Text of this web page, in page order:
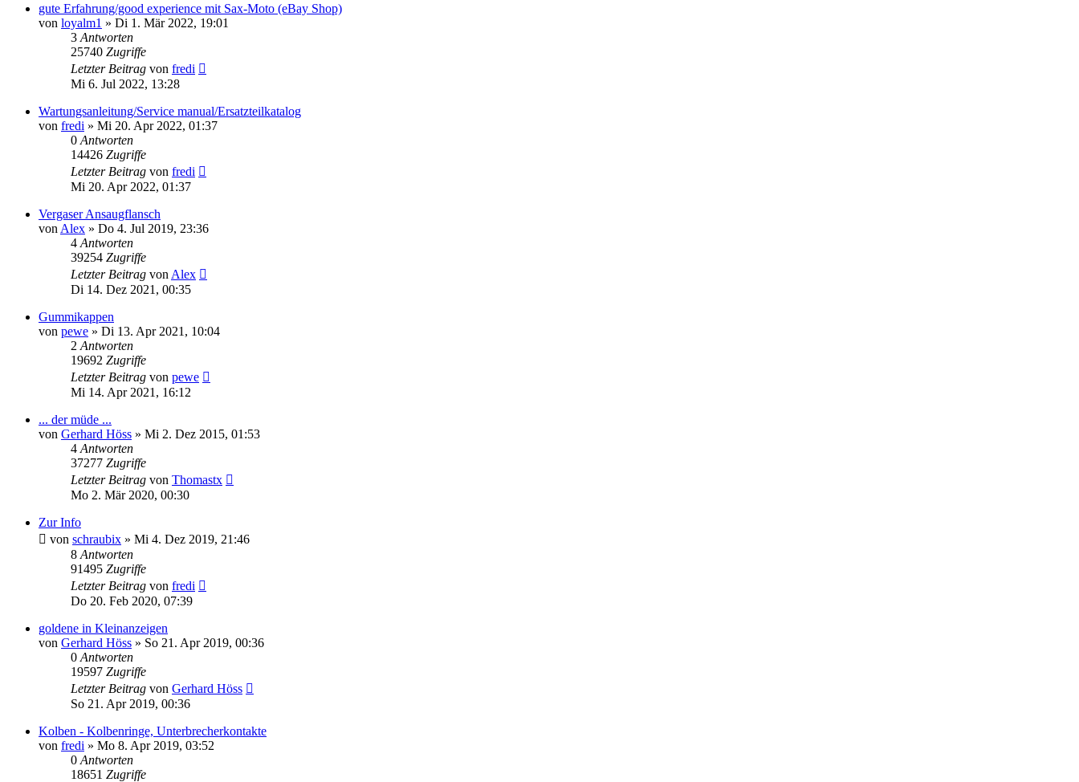
gute Erfahrung/good experience mit Sax-Moto (eBay Shop)
von loyalm1 » Di 1. Mär 2022, 19:01
3 Antworten
25740 Zugriffe
Letzter Beitrag von fredi
Mi 6. Jul 2022, 13:28
Wartungsanleitung/Service manual/Ersatzteilkatalog
von fredi » Mi 20. Apr 2022, 01:37
0 Antworten
14426 Zugriffe
Letzter Beitrag von fredi
Mi 20. Apr 2022, 01:37
Vergaser Ansaugflansch
von Alex » Do 4. Jul 2019, 23:36
4 Antworten
39254 Zugriffe
Letzter Beitrag von Alex
Di 14. Dez 2021, 00:35
Gummikappen
von pewe » Di 13. Apr 2021, 10:04
2 Antworten
19692 Zugriffe
Letzter Beitrag von pewe
Mi 14. Apr 2021, 16:12
... der müde ...
von Gerhard Höss » Mi 2. Dez 2015, 01:53
4 Antworten
37277 Zugriffe
Letzter Beitrag von Thomastx
Mo 2. Mär 2020, 00:30
Zur Info
von schraubix » Mi 4. Dez 2019, 21:46
8 Antworten
91495 Zugriffe
Letzter Beitrag von fredi
Do 20. Feb 2020, 07:39
goldene in Kleinanzeigen
von Gerhard Höss » So 21. Apr 2019, 00:36
0 Antworten
19597 Zugriffe
Letzter Beitrag von Gerhard Höss
So 21. Apr 2019, 00:36
Kolben - Kolbenringe, Unterbrecherkontakte
von fredi » Mo 8. Apr 2019, 03:52
0 Antworten
18651 Zugriffe